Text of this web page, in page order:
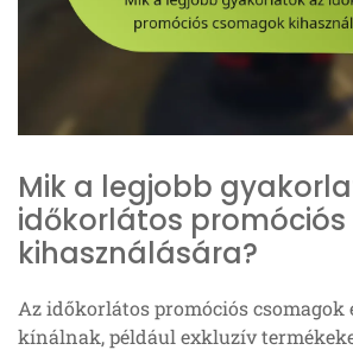
Mik a legjobb
időkorlátos
kihasználására?
Az időkorlátos promóciós csomagok
kínálnak, például exkluzív